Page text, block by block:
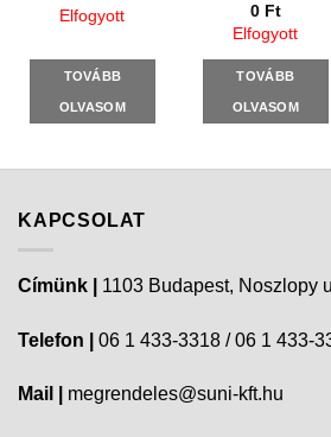
Elfogyott
TOVÁBB
OLVASOM
0 Ft
Elfogyott
TOVÁBB
OLVASOM
KAPCSOLAT
Címünk | 1103 Budapest, Noszlopy
Telefon | 06 1 433-3318 / 06 1 433-
Mail | megrendeles@suni-kft.hu